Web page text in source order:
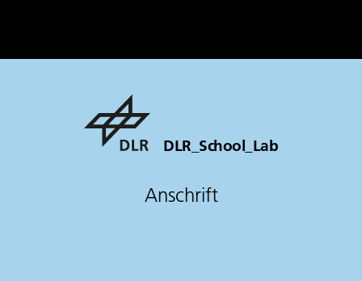
DLR_School_Lab
Anschrift